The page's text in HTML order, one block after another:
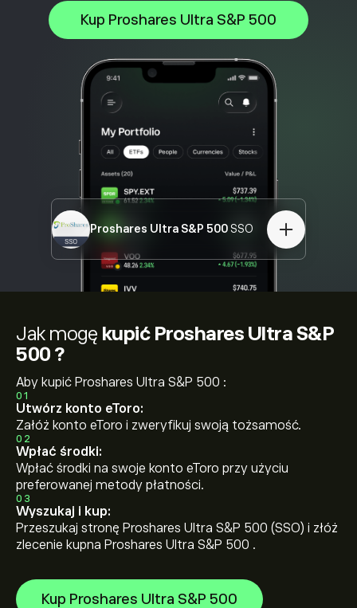
Kup Proshares Ultra S&P 500
Proshares Ultra S&P 500 SSO
Jak mogę kupić Proshares Ultra S&P
500 ?
Aby kupić Proshares Ultra S&P 500 :
01
Utwórz konto eToro:
Załóż konto eToro i zweryfikuj swoją tożsamość.
02
Wpłać środki:
Wpłać środki na swoje konto eToro przy użyciu
preferowanej metody płatności.
03
Wyszukaj i kup:
Przeszukaj stronę Proshares Ultra S&P 500 (SSO) i złóż
zlecenie kupna Proshares Ultra S&P 500 .
Kup Proshares Ultra S&P 500